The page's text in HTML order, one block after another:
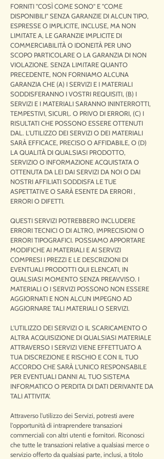
FORNITI "COSÌ COME SONO" E "COME
DISPONIBILI" SENZA GARANZIE DI ALCUN TIPO,
ESPRESSE O IMPLICITE, INCLUSE, MA NON
LIMITATE A, LE GARANZIE IMPLICITE DI
COMMERCIABILITÀ O IDONEITÀ PER UNO
SCOPO PARTICOLARE O LA GARANZIA DI NON
VIOLAZIONE. SENZA LIMITARE QUANTO
PRECEDENTE, NON FORNIAMO ALCUNA
GARANZIA CHE (A) I SERVIZI E I MATERIALI
SODDISFERANNO I VOSTRI REQUISITI, (B) I
SERVIZI E I MATERIALI SARANNO ININTERROTTI,
TEMPESTIVI, SICURI,. O PRIVO DI ERRORI, (C) I
RISULTATI CHE POSSONO ESSERE OTTENUTI
DAL. L'UTILIZZO DEI SERVIZI O DEI MATERIALI
SARÀ EFFICACE, PRECISO O AFFIDABILE, O (D)
LA QUALITÀ DI QUALSIASI PRODOTTO,
SERVIZIO O INFORMAZIONE ACQUISTATA O
OTTENUTA DA LEI DAI SERVIZI DA NOI O DAI
NOSTRI AFFILIATI SODDISFA LE TUE
ASPETTATIVE O SARÀ ESENTE DA ERRORI ,
ERRORI O DIFETTI.
QUESTI SERVIZI POTREBBERO INCLUDERE
ERRORI TECNICI O DI ALTRO, IMPRECISIONI O
ERRORI TIPOGRAFICI. POSSIAMO APPORTARE
MODIFICHE AI MATERIALI E AI SERVIZI
COMPRESI I PREZZI E LE DESCRIZIONI DI
EVENTUALI PRODOTTI QUI ELENCATI, IN
QUALSIASI MOMENTO SENZA PREAVVISO. I
MATERIALI O I SERVIZI POSSONO NON ESSERE
AGGIORNATI E NON ALCUN IMPEGNO AD
AGGIORNARE TALI MATERIALI O SERVIZI.
L'UTILIZZO DEI SERVIZI O IL SCARICAMENTO O
ALTRA ACQUISIZIONE DI QUALSIASI MATERIALE
ATTRAVERSO I SERVIZI VIENE EFFETTUATO A
TUA DISCREZIONE E RISCHIO E CON IL TUO
ACCORDO CHE SARÀ L'UNICO RESPONSABILE
PER EVENTUALI DANNI AL TUO SISTEMA
INFORMATICO O PERDITA DI DATI DERIVANTE DA
TALI ATTIVITA'.
Attraverso l'utilizzo dei Servizi, potresti avere
l'opportunità di intraprendere transazioni
commerciali con altri utenti e fornitori. Riconosci
che tutte le transazioni relative a qualsiasi merce o
servizio offerto da qualsiasi parte, inclusi, a titolo